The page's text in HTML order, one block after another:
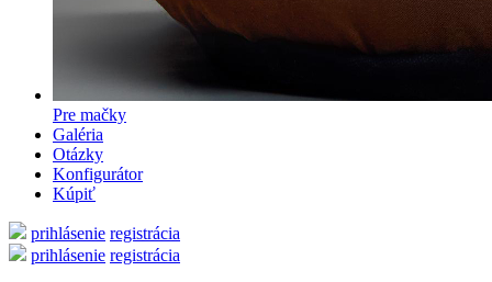
Pre mačky
Galéria
Otázky
Konfigurátor
Kúpiť
prihlásenie registrácia
prihlásenie registrácia